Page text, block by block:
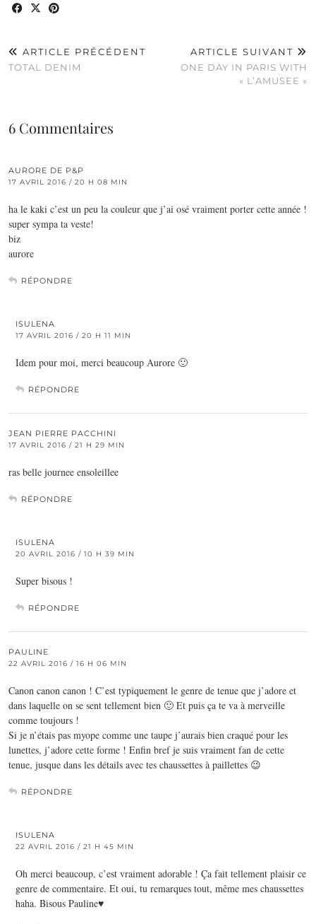
ARTICLE PRÉCÉDENT
TOTAL DENIM
ARTICLE SUIVANT
ONE DAY IN PARIS WITH
« L’AMUSEE »
6 Commentaires
AURORE DE P&P
17 AVRIL 2016 / 20 H 08 MIN
ha le kaki c’est un peu la couleur que j’ai osé vraiment porter cette année !
super sympa ta veste!
biz
aurore
RÉPONDRE
ISULENA
17 AVRIL 2016 / 20 H 11 MIN
Idem pour moi, merci beaucoup Aurore 🙂
RÉPONDRE
JEAN PIERRE PACCHINI
17 AVRIL 2016 / 21 H 29 MIN
ras belle journee ensoleillee
RÉPONDRE
ISULENA
20 AVRIL 2016 / 10 H 39 MIN
Super bisous !
RÉPONDRE
PAULINE
22 AVRIL 2016 / 16 H 06 MIN
Canon canon canon ! C’est typiquement le genre de tenue que j’adore et
dans laquelle on se sent tellement bien 🙂 Et puis ça te va à merveille
comme toujours !
Si je n’étais pas myope comme une taupe j’aurais bien craqué pour les
lunettes, j’adore cette forme ! Enfin bref je suis vraiment fan de cette
tenue, jusque dans les détails avec tes chaussettes à paillettes 😉
RÉPONDRE
ISULENA
22 AVRIL 2016 / 21 H 45 MIN
Oh merci beaucoup, c’est vraiment adorable ! Ça fait tellement plaisir ce
genre de commentaire. Et oui, tu remarques tout, même mes chaussettes
haha. Bisous Pauline♥